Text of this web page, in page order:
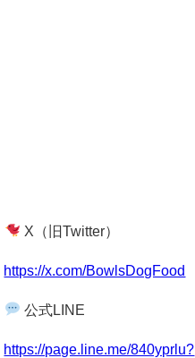
X（旧Twitter）
https://x.com/BowlsDogFood
公式LINE
https://page.line.me/840yprlu?